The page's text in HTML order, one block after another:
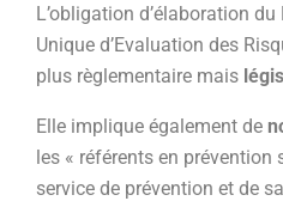
L’obligation d’élaboration
Unique d’Evaluation des
plus règlementaire mais
Elle implique également de
les « référents en prévention
service de prévention et de